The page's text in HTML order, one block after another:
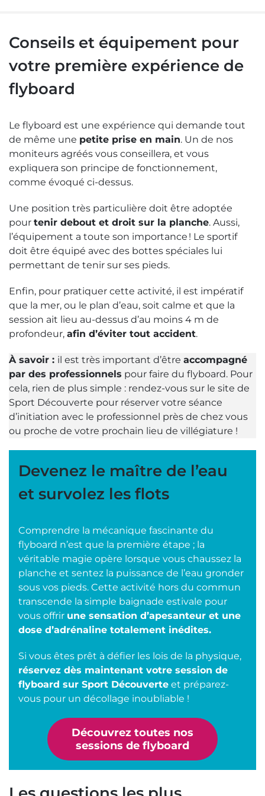
en
Conseils et équipement pour
votre première expérience de
flyboard
Le flyboard est une expérience qui demande tout
de même une petite prise en main. Un de nos
moniteurs agréés vous conseillera, et vous
expliquera son principe de fonctionnement,
comme évoqué ci-dessus.
Une position très particulière doit être adoptée
pour tenir debout et droit sur la planche. Aussi,
l’équipement a toute son importance ! Le sportif
doit être équipé avec des bottes spéciales lui
permettant de tenir sur ses pieds.
Enfin, pour pratiquer cette activité, il est impératif
que la mer, ou le plan d’eau, soit calme et que la
session ait lieu au-dessus d’au moins 4 m de
profondeur, afin d’éviter tout accident.
À savoir : il est très important d’être accompagné
par des professionnels pour faire du flyboard. Pour
cela, rien de plus simple : rendez-vous sur le site de
Sport Découverte pour réserver votre séance
d’initiation avec le professionnel près de chez vous
ou proche de votre prochain lieu de villégiature !
Devenez le maître de l’eau
et survolez les flots
Comprendre la mécanique fascinante du
flyboard n’est que la première étape ; la
véritable magie opère lorsque vous chaussez la
planche et sentez la puissance de l’eau gronder
sous vos pieds. Cette activité hors du commun
transcende la simple baignade estivale pour
vous offrir une sensation d’apesanteur et une
dose d’adrénaline totalement inédites.
Si vous êtes prêt à défier les lois de la physique,
réservez dès maintenant votre session de
flyboard sur Sport Découverte et préparez-
vous pour un décollage inoubliable !
Découvrez toutes nos
sessions de flyboard